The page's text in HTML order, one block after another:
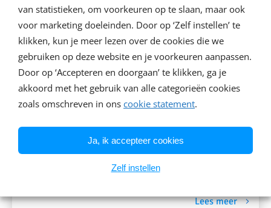
van statistieken, om voorkeuren op te slaan, maar ook
voor marketing doeleinden. Door op ‘Zelf instellen’ te
klikken, kun je meer lezen over de cookies die we
gebruiken op deze website en je voorkeuren aanpassen.
Door op ‘Accepteren en doorgaan’ te klikken, ga je
akkoord met het gebruik van alle categorieën cookies
zoals omschreven in ons cookie statement.
Ja, ik accepteer cookies
Zelf instellen
Lees meer
Leo Brown
...
Lees meer